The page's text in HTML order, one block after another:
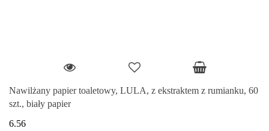
Nawilżany papier toaletowy, LULA, z ekstraktem z rumianku, 60
szt., biały papier
6.56